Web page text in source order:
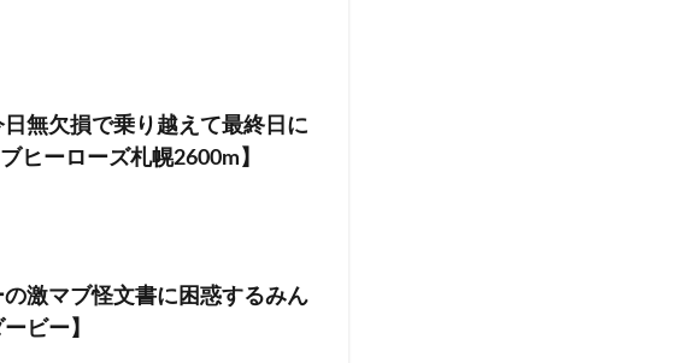
無欠損で乗り越えて最終日に
ヒーローズ札幌2600m】
激マブ怪文書に困惑するみん
ビー】